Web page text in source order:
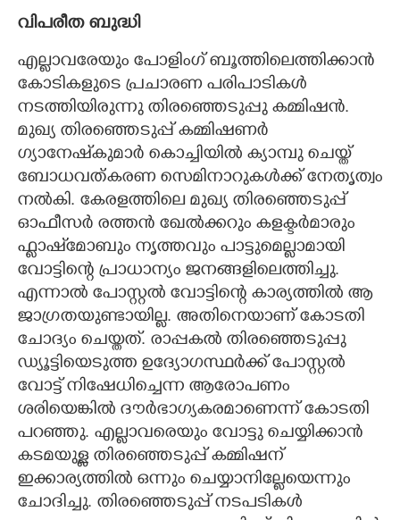
വിപരീത ബുദ്ധി
എല്ലാവരേയും പോളിംഗ് ബൂത്തിലെത്തിക്കാൻ
കോടികളുടെ പ്രചാരണ പരിപാടികൾ
നടത്തിയിരുന്നു തിരഞ്ഞെടുപ്പു കമ്മിഷൻ.
മുഖ്യ തിരഞ്ഞെടുപ്പ് കമ്മിഷണർ
ഗ്യാനേഷ്‌കുമാർ കൊച്ചിയിൽ ക്യാമ്പു ചെയ്ത്
ബോധവത്കരണ സെമിനാറുകൾക്ക് നേതൃത്വം
നൽകി. കേരളത്തിലെ മുഖ്യ തിരഞ്ഞെടുപ്പ്
ഓഫീസർ രത്തൻ ഖേൽക്കറും കളക്ടർമാരും
ഫ്ലാഷ്മോബും നൃത്തവും പാട്ടുമെല്ലാമായി
വോട്ടിന്റെ പ്രാധാന്യം ജനങ്ങളിലെത്തിച്ചു.
എന്നാൽ പോസ്റ്റൽ വോട്ടിന്റെ കാര്യത്തിൽ ആ
ജാഗ്രതയുണ്ടായില്ല. അതിനെയാണ് കോടതി
ചോദ്യം ചെയ്തത്. രാപ്പകൽ തിര‌ഞ്ഞെടുപ്പു
ഡ്യൂട്ടിയെടുത്ത ഉദ്യോഗസ്ഥർക്ക് പോസ്റ്റൽ
വോട്ട് നിഷേധിച്ചെന്ന ആരോപണം
ശരിയെങ്കിൽ ദൗർഭാഗ്യകരമാണെന്ന് കോടതി
പറഞ്ഞു. എല്ലാവരെയും വോട്ടു ചെയ്യിക്കാൻ
കടമയുള്ള തിരഞ്ഞെടുപ്പ് കമ്മിഷന്
ഇക്കാര്യത്തിൽ ഒന്നും ചെയ്യാനില്ലേയെന്നും
ചോദിച്ചു. തിരഞ്ഞെടുപ്പ് നടപടികൾ